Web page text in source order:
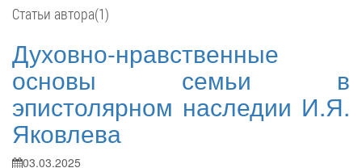
Статьи автора(1)
Духовно-нравственные
основы семьи в
эпистолярном наследии И.Я.
Яковлева
03.03.2025